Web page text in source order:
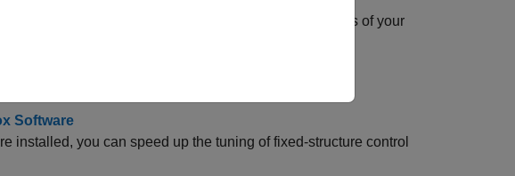
to tune the parameters of your
Software
installed, you can speed up the tuning of fixed-structure control